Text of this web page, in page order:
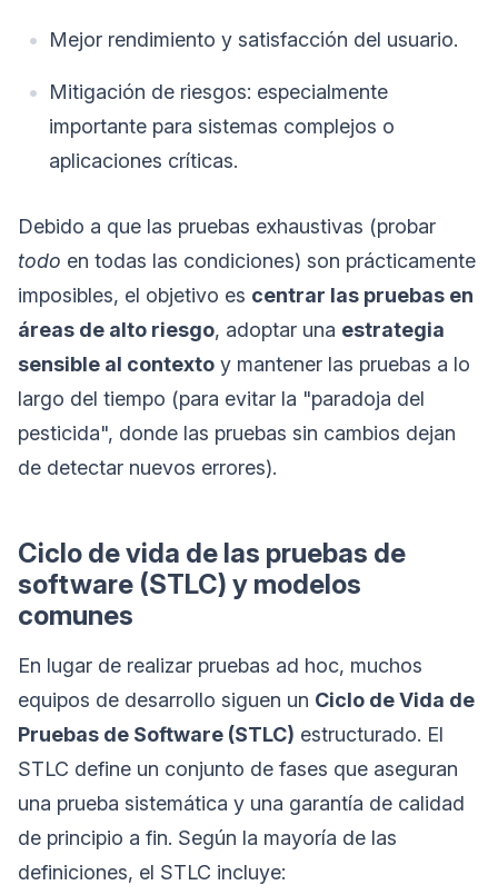
Mejor rendimiento y satisfacción del usuario.
Mitigación de riesgos: especialmente
importante para sistemas complejos o
aplicaciones críticas.
Debido a que las pruebas exhaustivas (probar
todo en todas las condiciones) son prácticamente
imposibles, el objetivo es centrar las pruebas en
áreas de alto riesgo, adoptar una estrategia
sensible al contexto y mantener las pruebas a lo
largo del tiempo (para evitar la "paradoja del
pesticida", donde las pruebas sin cambios dejan
de detectar nuevos errores).
Ciclo de vida de las pruebas de
software (STLC) y modelos
comunes
En lugar de realizar pruebas ad hoc, muchos
equipos de desarrollo siguen un Ciclo de Vida de
Pruebas de Software (STLC) estructurado. El
STLC define un conjunto de fases que aseguran
una prueba sistemática y una garantía de calidad
de principio a fin. Según la mayoría de las
definiciones, el STLC incluye: